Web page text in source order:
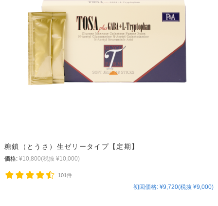
糖鎖（とうさ）生ゼリータイプ【定期】
価格: ¥10,800(税抜 ¥10,000)
101件
初回価格: ¥9,720(税抜 ¥9,000)